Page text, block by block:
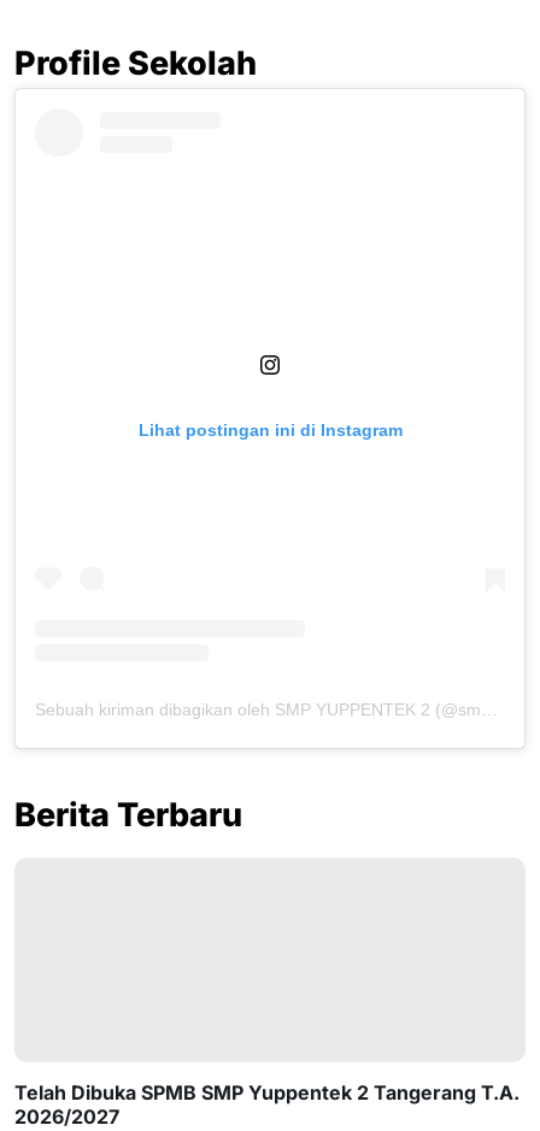
Profile Sekolah
Lihat postingan ini di Instagram
Berita Terbaru
Telah Dibuka SPMB SMP Yuppentek 2 Tangerang T.A.
2026/2027